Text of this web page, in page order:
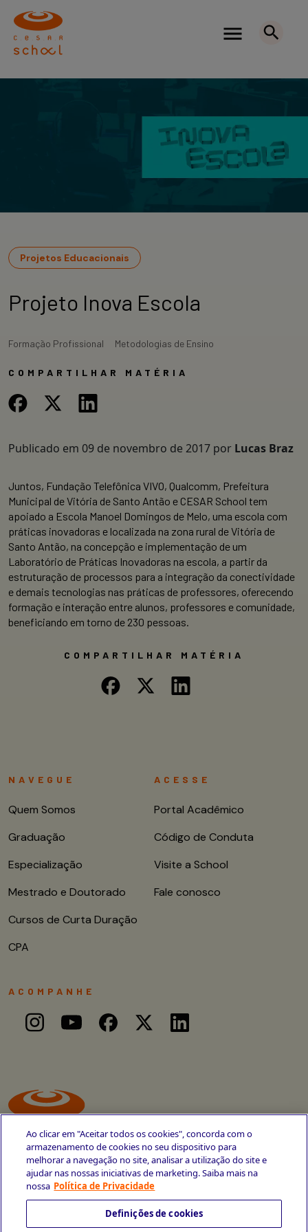
Projetos Educacionais
Projeto Inova Escola
Formação Profissional Metodologias de Ensino
COMPARTILHAR MATÉRIA
Publicado em 09 de novembro de 2017 por Lucas Braz
Juntos, Fundação Telefônica VIVO, Qualcomm, Prefeitura
Municipal de Vitória de Santo Antão e CESAR School tem
apoiado a Escola Manoel Domingos de Melo, uma escola com
práticas inovadoras e localizada na zona rural de Vitória de
Santo Antão, na concepção e implementação de um
Laboratório de Práticas Inovadoras na escola, a partir da
estruturação de processos para a integração da conectividade
e demais tecnologias nas práticas de professores, oferecendo
formação e interação entre alunos, professores e comunidade,
beneficiando em torno de 230 pessoas.
COMPARTILHAR MATÉRIA
Avenida Cais do Apolo, 77
+55 81 3419-6700
NAVEGUE
Quem Somos
Graduação
Especialização
Mestrado e Doutorado
Cursos de Curta Duração
CPA
ACESSE
Portal Acadêmico
Código de Conduta
Visite a School
Fale conosco
ACOMPANHE
Ao clicar em "Aceitar todos os cookies", concorda com o
armazenamento de cookies no seu dispositivo para
melhorar a navegação no site, analisar a utilização do site e
ajudar nas nossas iniciativas de marketing. Saiba mais na
nossa Política de Privacidade
Definições de cookies